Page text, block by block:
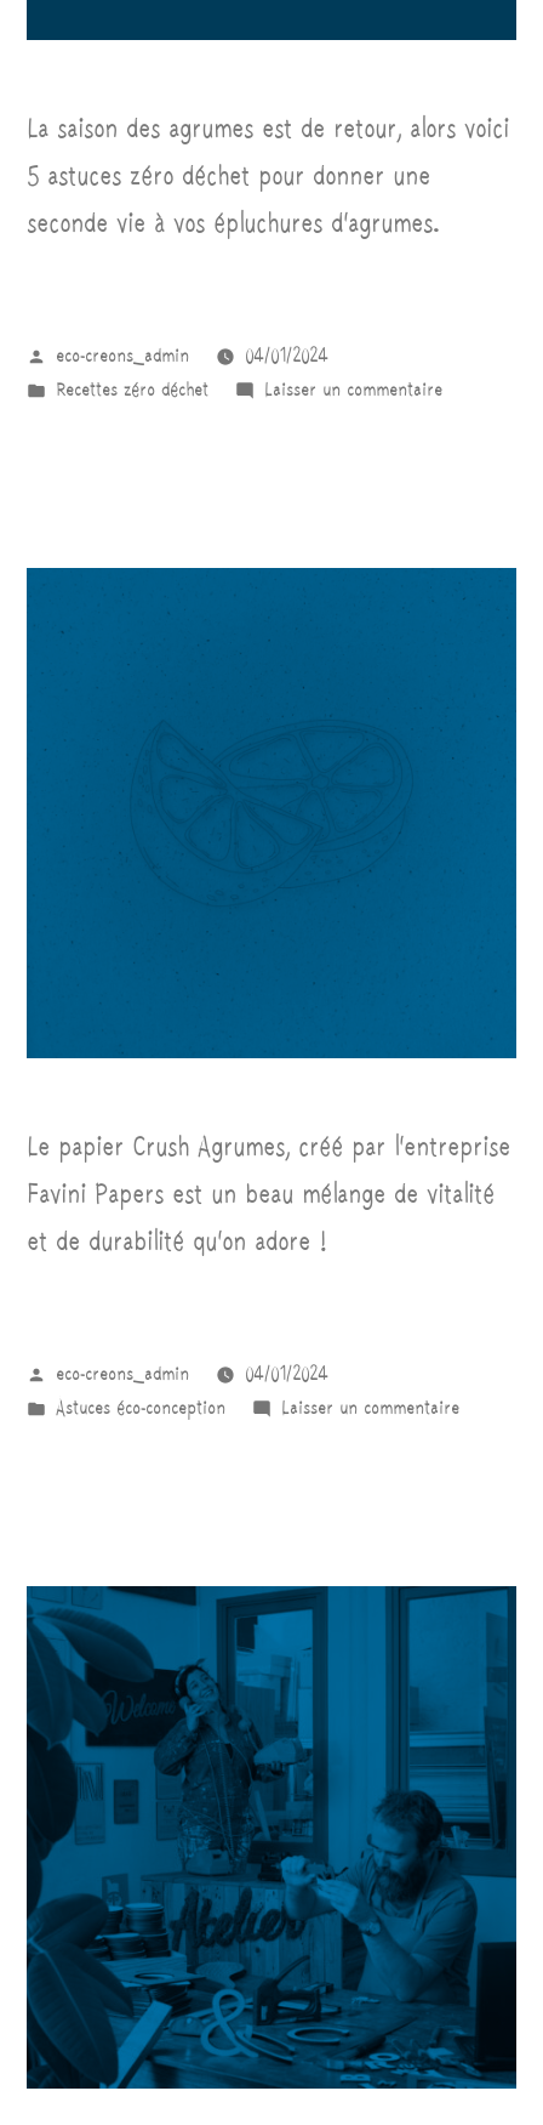
La saison des agrumes est de retour, alors voici
5 astuces zéro déchet pour donner une
seconde vie à vos épluchures d’agrumes.
eco-creons_admin
04/01/2024
Recettes zéro déchet
Laisser un commentaire
Le papier Crush Agrumes, créé par l’entreprise
Favini Papers est un beau mélange de vitalité
et de durabilité qu’on adore !
eco-creons_admin
04/01/2024
Astuces éco-conception
Laisser un commentaire